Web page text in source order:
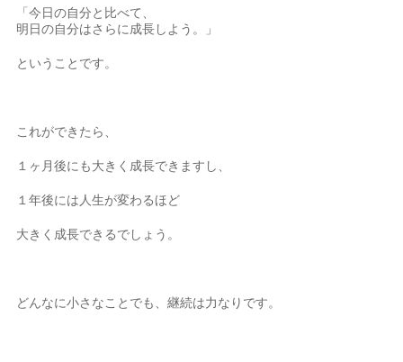
「今日の自分と比べて、
明日の自分はさらに成長しよう。」
ということです。
これができたら、
１ヶ月後にも大きく成長できますし、
１年後には人生が変わるほど
大きく成長できるでしょう。
どんなに小さなことでも、継続は力なりです。